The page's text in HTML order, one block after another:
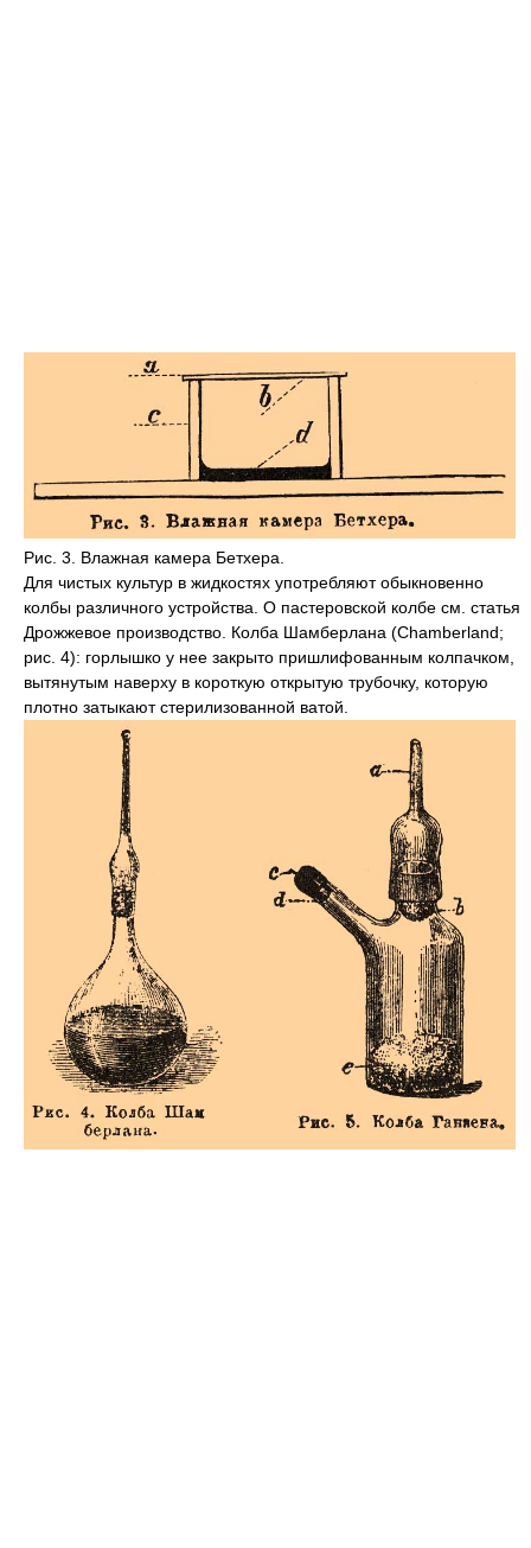
Рис. 3. Влажная камера Бетхера.
Для чистых культур в жидкостях употребляют обыкновенно
колбы различного устройства. О пастеровской колбе см. статья
Дрожжевое производство. Колба Шамберлана (Chamberland;
рис. 4): горлышко у нее закрыто пришлифованным колпачком,
вытянутым наверху в короткую открытую трубочку, которую
плотно затыкают стерилизованной ватой.